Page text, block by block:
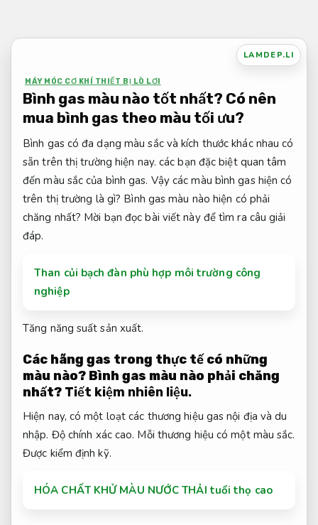
nội
LAMDEP.LI
MÁY MÓC CƠ KHÍ THIẾT BỊ LÒ LƠI
Bình gas màu nào tốt nhất? Có nên
mua bình gas theo màu tối ưu?
Bình gas có đa dạng màu sắc và kích thước khác nhau có
sẵn trên thị trường hiện nay. các bạn đặc biệt quan tâm
đến màu sắc của bình gas. Vậy các màu bình gas hiện có
trên thị trường là gì? Bình gas màu nào hiện có phải
chăng nhất? Mời bạn đọc bài viết này để tìm ra câu giải
đáp.
Than củi bạch đàn phù hợp môi trường công
nghiệp
Tăng năng suất sản xuất.
Các hãng gas trong thực tế có những
màu nào? Bình gas màu nào phải chăng
nhất? Tiết kiệm nhiên liệu.
Hiện nay, có một loạt các thương hiệu gas nội địa và du
nhập. Độ chính xác cao. Mỗi thương hiệu có một màu sắc.
Được kiểm định kỹ.
HÓA CHẤT KHỬ MÀU NƯỚC THẢI tuổi thọ cao